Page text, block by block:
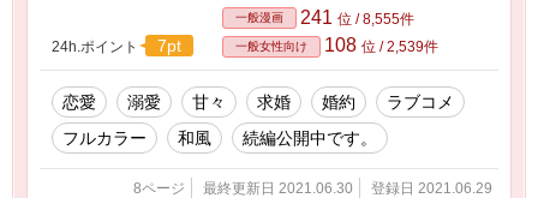
の寵姫も楽じゃない!?～」の最初の部分だけのコ
ミカライズ版です。 小説は別サイトにありま
す。
24h.ポイント 7pt
一般漫画 241 位 / 8,555件
一般女性向け 108 位 / 2,539件
恋愛 溺愛 甘々 求婚 婚約
ラブコメ
フルカラー
和風 続編公開中です。
8ページ 最終更新日 2021.06.30 登録日 2021.06.29